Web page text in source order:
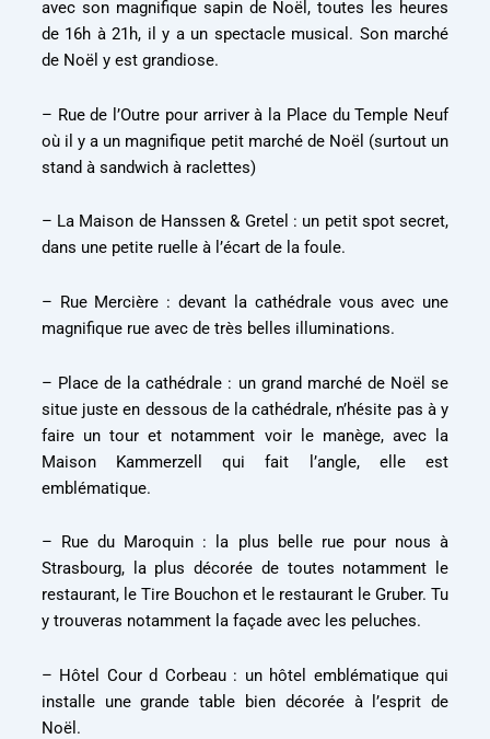
avec son magnifique sapin de Noël, toutes les heures
de 16h à 21h, il y a un spectacle musical. Son marché
de Noël y est grandiose.
– Rue de l’Outre pour arriver à la Place du Temple Neuf
où il y a un magnifique petit marché de Noël (surtout un
stand à sandwich à raclettes)
– La Maison de Hanssen & Gretel : un petit spot secret,
dans une petite ruelle à l’écart de la foule.
– Rue Mercière : devant la cathédrale vous avec une
magnifique rue avec de très belles illuminations.
– Place de la cathédrale : un grand marché de Noël se
situe juste en dessous de la cathédrale, n’hésite pas à y
faire un tour et notamment voir le manège, avec la
Maison Kammerzell qui fait l’angle, elle est
emblématique.
– Rue du Maroquin : la plus belle rue pour nous à
Strasbourg, la plus décorée de toutes notamment le
restaurant, le Tire Bouchon et le restaurant le Gruber. Tu
y trouveras notamment la façade avec les peluches.
– Hôtel Cour d Corbeau : un hôtel emblématique qui
installe une grande table bien décorée à l’esprit de
Noël.